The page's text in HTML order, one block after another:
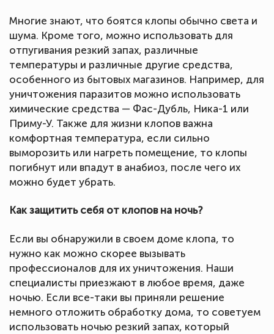
Многие знают, что боятся клопы обычно света и
шума. Кроме того, можно использовать для
отпугивания резкий запах, различные
температуры и различные другие средства,
особенного из бытовых магазинов. Например, для
уничтожения паразитов можно использовать
химические средства — Фас-Дубль, Ника-1 или
Приму-У. Также для жизни клопов важна
комфортная температура, если сильно
выморозить или нагреть помещение, то клопы
погибнут или впадут в анабиоз, после чего их
можно будет убрать.
Как защитить себя от клопов на ночь?
Если вы обнаружили в своем доме клопа, то
нужно как можно скорее вызывать
профессионалов для их уничтожения. Наши
специалисты приезжают в любое время, даже
ночью. Если все-таки вы приняли решение
немного отложить обработку дома, то советуем
использовать ночью резкий запах, который